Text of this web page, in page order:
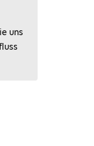
uns